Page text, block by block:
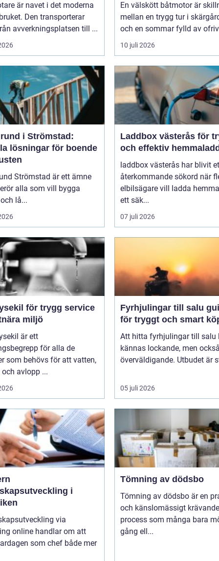
är navet i det moderna
Den transporterar
avverkningsplatsen till ...
En välskött båtmotor är
mellan en trygg tur i
och en sommar fylld av
10 juli 2026
i Strömstad:
lösningar för boende
Strömstad är ett ämne
alla som vill bygga
lå...
Laddbox västerås för
och effektiv
laddbox västerås har blivit
återkommande sökord när
elbilsägare vill ladda
ett säk...
07 juli 2026
för trygg service
miljö
är ett
för alla de
som behövs för att vatten,
avlopp ...
Fyrhjulingar till salu guide
för tryggt och smart
Att hitta fyrhjulingar till salu
kännas lockande, men
överväldigande. Utbudet är
05 juli 2026
i
via
online handlar om att
som chef både mer
Tömning av dödsbo
Tömning av dödsbo är en
och känslomässigt krävande
process som många bara
gång ell...